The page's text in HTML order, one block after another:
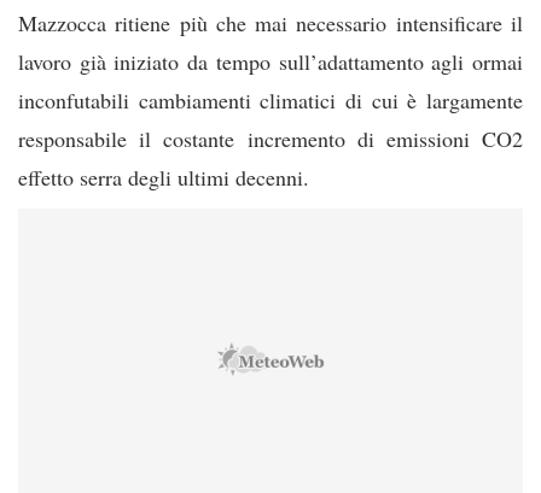
Mazzocca ritiene più che mai necessario intensificare il
lavoro già iniziato da tempo sull’adattamento agli ormai
inconfutabili cambiamenti climatici di cui è largamente
responsabile il costante incremento di emissioni CO2
effetto serra degli ultimi decenni.